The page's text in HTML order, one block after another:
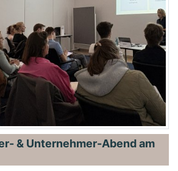
& Unternehmer-Abend am